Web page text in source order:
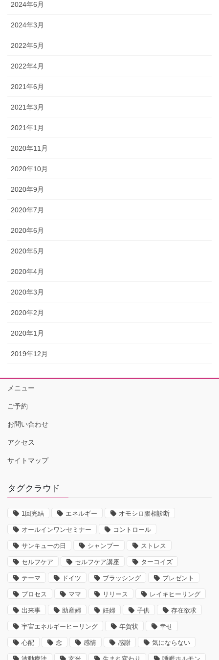
2024年6月
2024年3月
2022年5月
2022年4月
2021年6月
2021年3月
2021年1月
2020年11月
2020年10月
2020年9月
2020年7月
2020年6月
2020年5月
2020年4月
2020年3月
2020年2月
2020年1月
2019年12月
メニュー
ご予約
お問い合わせ
アクセス
サイトマップ
タグクラウド
1回完結 エネルギー オモシロ腸相診断
オールインワンセミナー コントロール
サンキューの日 シャンプー ストレス
セルフケア セルフケア講座 ターコイズ
テーマ ドイツ ブラッシング プレゼント
プロセス ママ リリース レイキヒーリング
出来事 助産婦 妊婦 子供 存在欲求
宇宙エネルギーヒーリング 年賀状 幸せ
心配 念 感情 感謝 気にならない